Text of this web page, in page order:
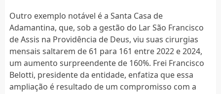
Outro exemplo notável é a Santa Casa de
Adamantina, que, sob a gestão do Lar São Francisco
de Assis na Providência de Deus, viu suas cirurgias
mensais saltarem de 61 para 161 entre 2022 e 2024,
um aumento surpreendente de 160%. Frei Francisco
Belotti, presidente da entidade, enfatiza que essa
ampliação é resultado de um compromisso com a